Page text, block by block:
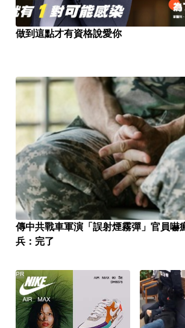
做到這點才有資格說愛你
傳中共戰車軍演「誤射煙霧彈」官員嚇
兵：完了
PR